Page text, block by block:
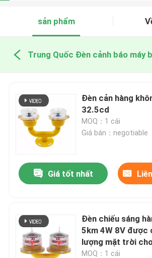
sản phẩm
Trung Quốc Đèn cảnh báo máy
Đèn cản hàng
32.5cd
MOQ：1 cái
Giá bán：negotiable
Giá tốt nhất
Đèn chiếu sáng
5km 4W 8V được
lượng mặt trời
MOQ：1 cái